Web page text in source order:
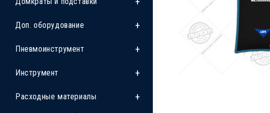
Доп. оборудование
Пневмоинструмент
Инструмент
Расходные материалы